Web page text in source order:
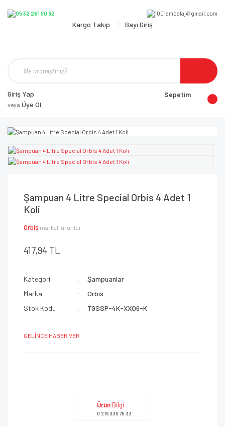
Kargo Takip Bayi Giriş
Giriş Yap
veya Üye Ol
Sepetim
Şampuan 4 Litre Special Orbis 4 Adet 1
Koli
Orbis markalı ürünler
417,94 TL
Kategori
Şampuanlar
Marka
Orbis
Stok Kodu
TGSSP-4K-XXO6-K
GELİNCE HABER VER
Ürün Bilgi
0 216 339 78 33